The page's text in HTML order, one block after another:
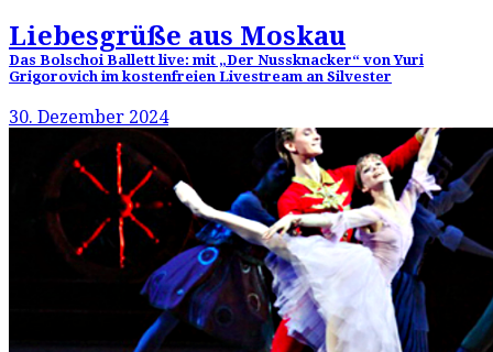
Liebesgrüße aus Moskau
Das Bolschoi Ballett live: mit „Der Nussknacker“ von Yuri
Grigorovich im kostenfreien Livestream an Silvester
30. Dezember 2024